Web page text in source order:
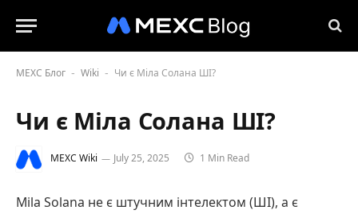
MEXC Блог - Wiki - Чи є Міла Солана ШІ?
Чи є Міла Солана ШІ?
MEXC Wiki July 25, 2025 1 Min Read
Mila Solana не є штучним інтелектом (ШІ), а є